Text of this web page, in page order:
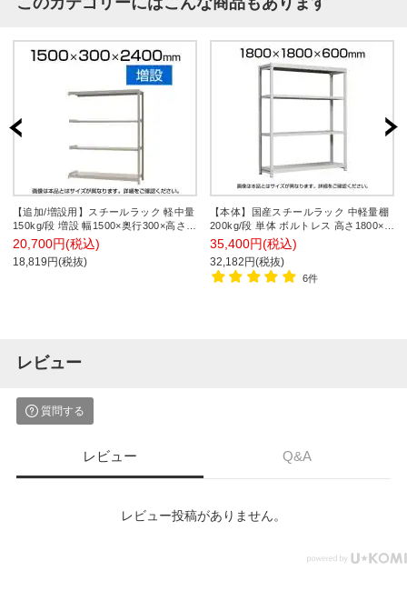
【追加/増設用】スチールラック 軽中量
150kg/段 増設 幅1500×奥行300×高さ
2400mm-4段
20,700円(税込)
18,819円(税抜)
【本体】国産スチールラック 中軽量棚
200kg/段 単体 ボルトレス 高さ1800×幅
1800×奥行600×天地4段
35,400円(税込)
32,182円(税抜)
6件
レビュー
質問する
レビュー Q&A
レビュー投稿がありません。